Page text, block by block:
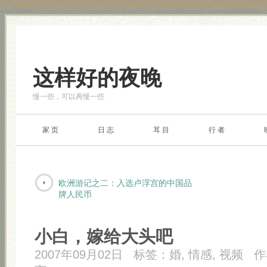
这样好的夜晚
慢一些，可以再慢一些
家 页 日 志 耳 目 行 者
欧洲游记之二：入选卢浮宫的中国品
牌人民币
小白，嫁给大头吧
2007年09月02日 标签： 婚,情感, 视频